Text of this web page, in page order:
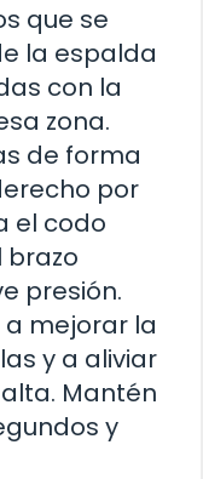
que se
la espalda
con la
zona.
de forma
por
el codo
brazo
presión.
mejorar la
y a aliviar
Mantén
y